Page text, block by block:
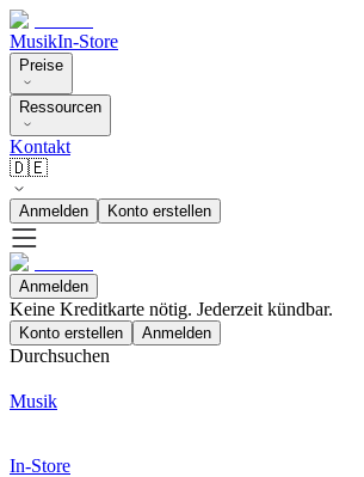
MusikIn-Store
Preise
Ressourcen
Kontakt
🇩🇪
Anmelden Konto erstellen
Anmelden
Keine Kreditkarte nötig. Jederzeit kündbar.
Konto erstellen Anmelden
Durchsuchen
Musik
In-Store